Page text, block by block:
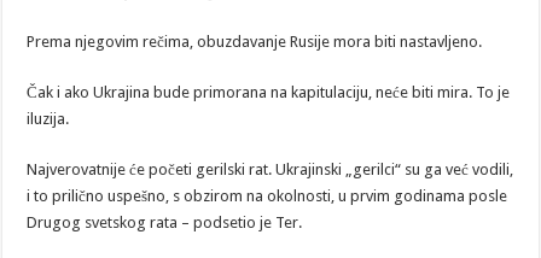
Prema njegovim rečima, obuzdavanje Rusije mora biti nastavljeno.
Čak i ako Ukrajina bude primorana na kapitulaciju, neće biti mira. To je
iluzija.
Najverovatnije će početi gerilski rat. Ukrajinski „gerilci“ su ga već vodili,
i to prilično uspešno, s obzirom na okolnosti, u prvim godinama posle
Drugog svetskog rata – podsetio je Ter.